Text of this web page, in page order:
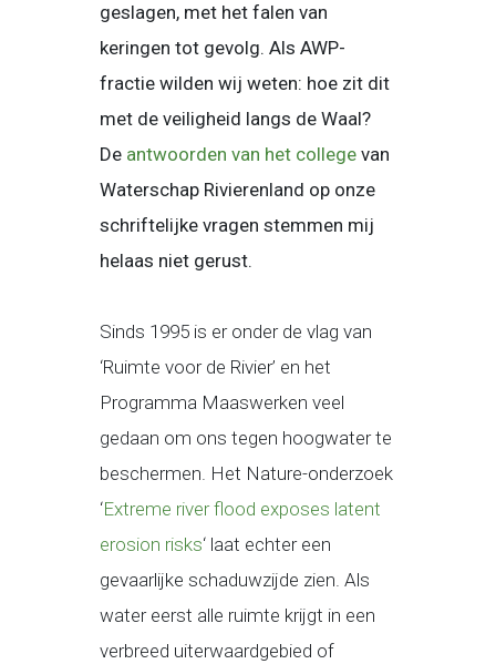
geslagen, met het falen van
keringen tot gevolg. Als AWP-
fractie wilden wij weten: hoe zit dit
met de veiligheid langs de Waal?
De antwoorden van het collegevan
Waterschap Rivierenland op onze
schriftelijke vragen stemmen mij
helaas niet gerust.
Sinds 1995 is er onder de vlag van
‘Ruimte voor de Rivier’ en het
Programma Maaswerken veel
gedaan om ons tegen hoogwater te
beschermen. Het Nature-onderzoek
‘Extreme river flood exposes latent
erosion risks‘ laat echter een
gevaarlijke schaduwzijde zien. Als
water eerst alle ruimte krijgt in een
verbreed uiterwaardgebied of